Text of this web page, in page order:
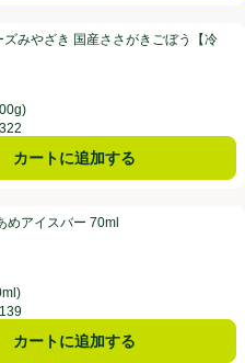
きごぼう【冷凍】 200g
ズみやざき 国産ささがきごぼう【冷
カートに追加する
めアイスバー 70ml
カートに追加する